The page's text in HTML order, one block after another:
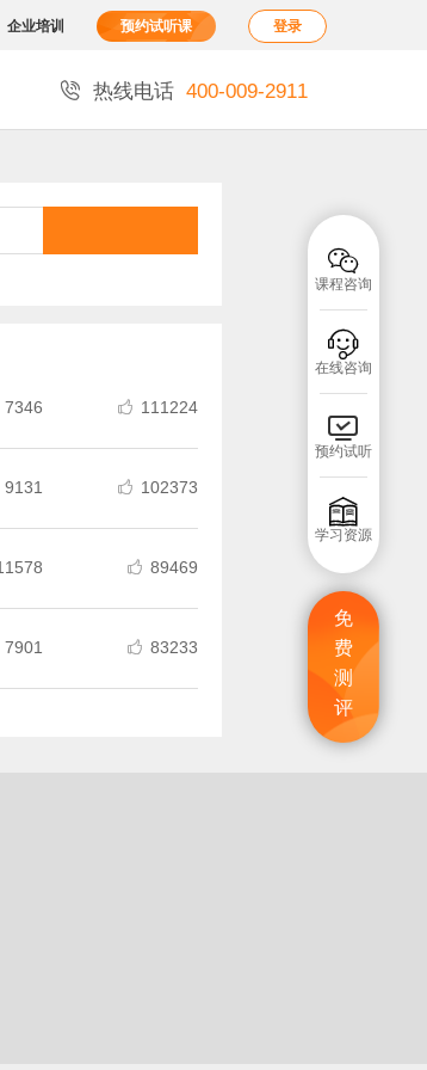
企业培训 预约试听课 登录
 热线电话 400-009-2911

课程咨询

在线咨询

预约试听

学习资源
免
费
测
评
7346  111224
9131  102373
 89469
7901  83233